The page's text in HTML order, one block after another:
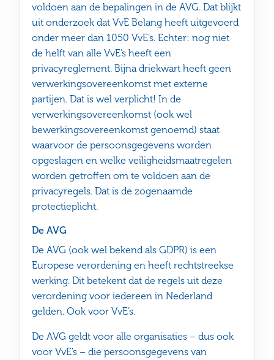
voldoen aan de bepalingen in de AVG. Dat blijkt
uit onderzoek dat VvE Belang heeft uitgevoerd
onder meer dan 1050 VvE’s. Echter: nog niet
de helft van alle VvE’s heeft een
privacyreglement. Bijna driekwart heeft geen
verwerkingsovereenkomst met externe
partijen. Dat is wel verplicht! In de
verwerkingsovereenkomst (ook wel
bewerkingsovereenkomst genoemd) staat
waarvoor de persoonsgegevens worden
opgeslagen en welke veiligheidsmaatregelen
worden getroffen om te voldoen aan de
privacyregels. Dat is de zogenaamde
protectieplicht.
De AVG
De AVG (ook wel bekend als GDPR) is een
Europese verordening en heeft rechtstreekse
werking. Dit betekent dat de regels uit deze
verordening voor iedereen in Nederland
gelden. Ook voor VvE’s.
De AVG geldt voor alle organisaties – dus ook
voor VvE’s – die persoonsgegevens van